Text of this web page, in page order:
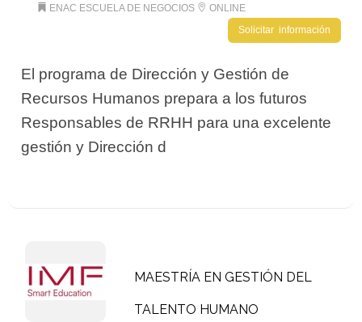
ENAC ESCUELA DE NEGOCIOS
ONLINE
Solicitar información
El programa de Dirección y Gestión de
Recursos Humanos prepara a los futuros
Responsables de RRHH para una excelente
gestión y Dirección d
MAESTRÍA EN GESTIÓN DEL
TALENTO HUMANO